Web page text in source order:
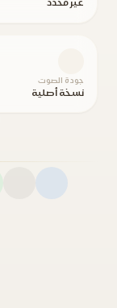
غير محدد
جودة الصوت
نسخة أصلية